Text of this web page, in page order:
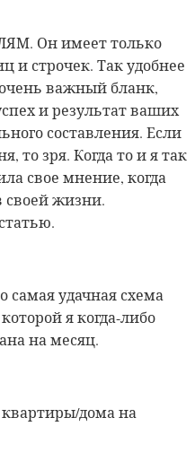
Он имеет только
и строчек. Так удобнее
важный бланк,
и результат ваших
составления. Если
то зря. Когда то и я так
свое мнение, когда
своей жизни.
статью.
самая удачная схема
я когда-либо
на месяц.
дома на